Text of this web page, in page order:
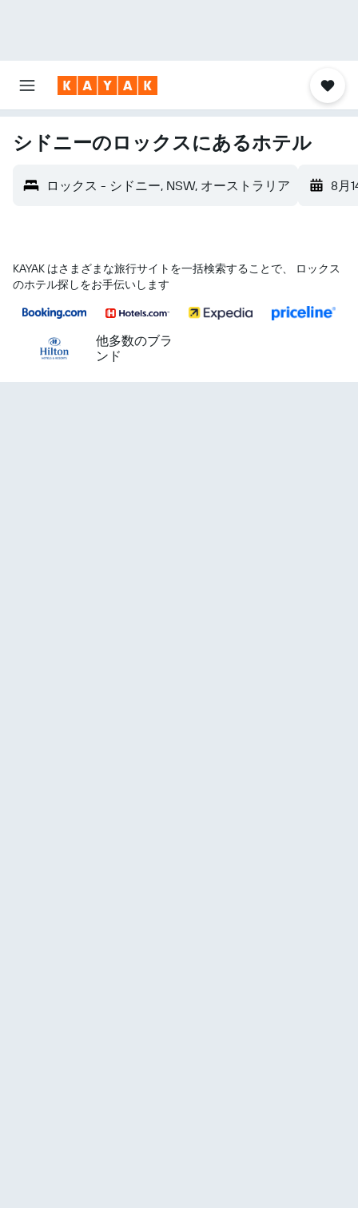
シドニーのロックスにあるホテル
ロックス - シドニー, NSW, オーストラリア 8月
KAYAK はさまざまな旅行サイトを一括検索することで、 ロックス
のホテル探しをお手伝いします
他多数のブラ
ンド